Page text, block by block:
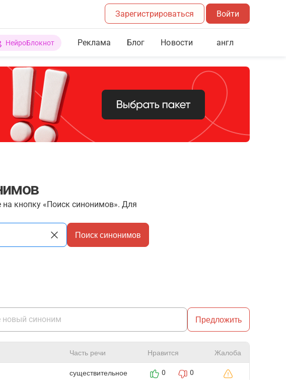
Зарегистрироваться Войти
НейроБлокнот Реклама Блог Новости англ
на кнопку «Поиск синонимов». Для
Поиск синонимов
Предложить
Часть речи Нравится Жалоба
существительное 0 0